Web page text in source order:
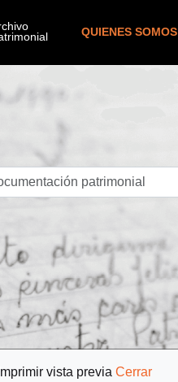
QUIENES SOMOS
Imprimir vista previa Cerrar